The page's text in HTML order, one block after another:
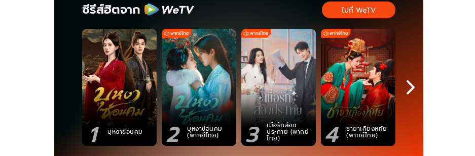
ซีรีส์ฮิตจาก
1 บุหงาซ่อนคม 2 บุหงาซ่อนคม
(พากย์ไทย) 3 เมื่อรักส่อง
ประกาย (พากย์
ไทย) 4 ชายาเคียงหทัย
(พากย์ไทย) 5
ไปที่ WeTV